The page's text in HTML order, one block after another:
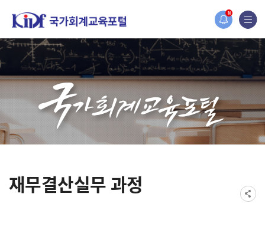
N
홈페이지가 새롭게 개편되었습니다.
한국조세재정연구원홈페이지가 새롭게 개설되었습니다.
재무결산실무 과정